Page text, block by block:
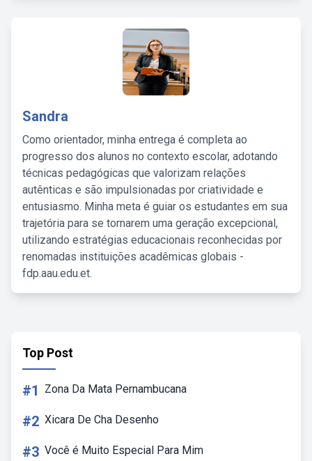
Sandra
Como orientador, minha entrega é completa ao
progresso dos alunos no contexto escolar, adotando
técnicas pedagógicas que valorizam relações
autênticas e são impulsionadas por criatividade e
entusiasmo. Minha meta é guiar os estudantes em sua
trajetória para se tornarem uma geração excepcional,
utilizando estratégias educacionais reconhecidas por
renomadas instituições acadêmicas globais -
fdp.aau.edu.et.
Top Post
#1 Zona Da Mata Pernambucana
#2 Xicara De Cha Desenho
#3 Você é Muito Especial Para Mim